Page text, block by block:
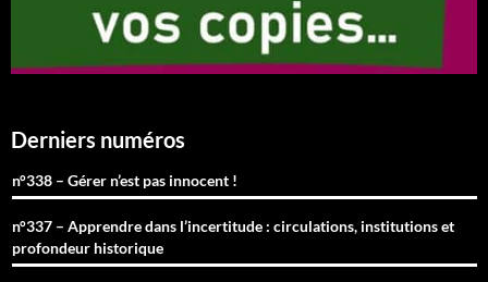
Derniers numéros
n°338 – Gérer n’est pas innocent !
n°337 – Apprendre dans l’incertitude : circulations, institutions et
profondeur historique